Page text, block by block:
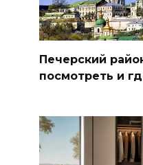
Печерский
посмотреть и